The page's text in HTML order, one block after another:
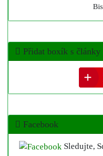
Přidat boxík s články
Facebook
Sledujte,